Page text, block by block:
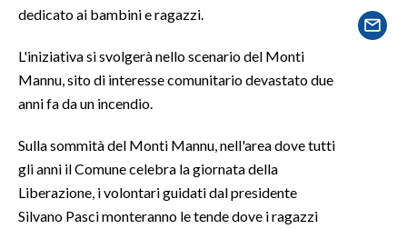
SALUTE
SARDEGNA TURISMO
SARDI NEL MONDO
#CARAUNIONE
dedicato ai bambini e ragazzi.
L'iniziativa si svolgerà nello scenario del Monti
Mannu, sito di interesse comunitario devastato due
anni fa da un incendio.
Sulla sommità del Monti Mannu, nell'area dove tutti
gli anni il Comune celebra la giornata della
Liberazione, i volontari guidati dal presidente
Silvano Pasci monteranno le tende dove i ragazzi